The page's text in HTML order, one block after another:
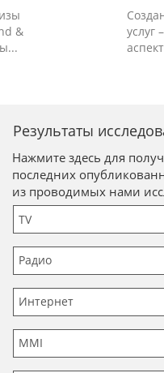
&
услуг
Результаты
Нажмите здесь для
последних
из проводимых нами
TV
Радио
Интернет
MMI